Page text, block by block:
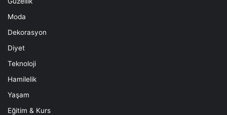
Moda
Dekorasyon
Diyet
Teknoloji
Hamilelik
Yaşam
Eğitim & Kurs